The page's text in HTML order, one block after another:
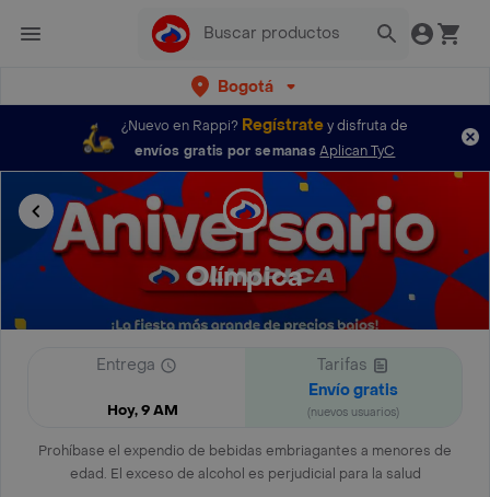
Bogotá
¿Nuevo en Rappi? Regístratey disfruta de
envíos gratis por semanas Aplican TyC
Olímpica
Entrega
Hoy, 9 AM
Tarifas
Envío gratis
(nuevos usuarios)
Prohíbase el expendio de bebidas embriagantes a menores de
edad. El exceso de alcohol es perjudicial para la salud